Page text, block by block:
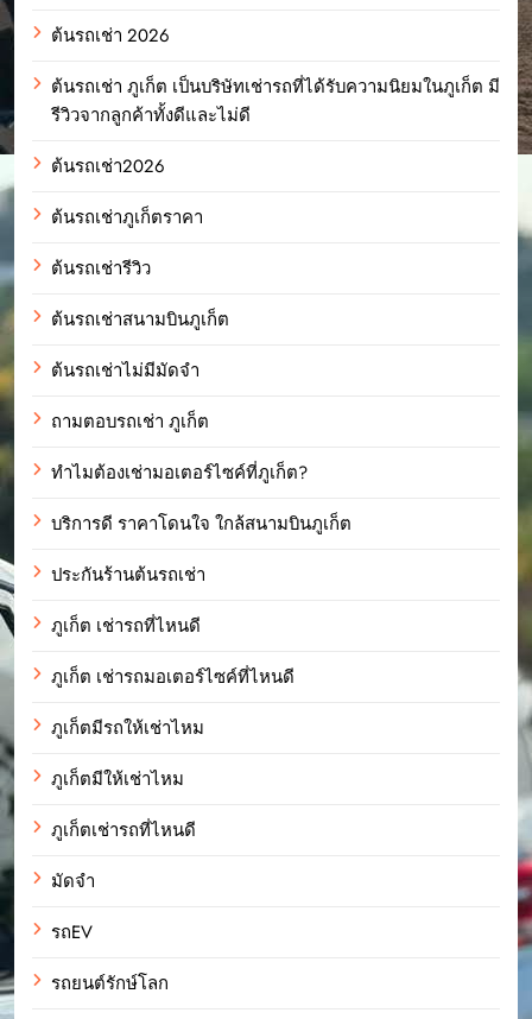
ต้นรถเช่า 2026
ต้นรถเช่า ภูเก็ต เป็นบริษัทเช่ารถที่ได้รับความนิยมในภูเก็ต มี
รีวิวจากลูกค้าทั้งดีและไม่ดี
ต้นรถเช่า2026
ต้นรถเช่าภูเก็ตราคา
ต้นรถเช่ารีวิว
ต้นรถเช่าสนามบินภูเก็ต
ต้นรถเช่าไม่มีมัดจำ
ถามตอบรถเช่า ภูเก็ต
ทำไมต้องเช่ามอเตอร์ไซค์ที่ภูเก็ต?
บริการดี ราคาโดนใจ ใกล้สนามบินภูเก็ต
ประกันร้านต้นรถเช่า
ภูเก็ต เช่ารถที่ไหนดี
ภูเก็ต เช่ารถมอเตอร์ไซค์ที่ไหนดี
ภูเก็ตมีรถให้เช่าไหม
ภูเก็ตมีให้เช่าไหม
ภูเก็ตเช่ารถที่ไหนดี
มัดจำ
รถEV
รถยนต์รักษ์โลก